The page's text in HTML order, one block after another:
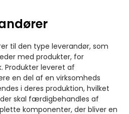
til den type leverandør, som
med produkter, for
Produkter leveret af
en del af en virksomheds
i deres produktion, hvilket
skal færdigbehandles af
komponenter, der bliver en